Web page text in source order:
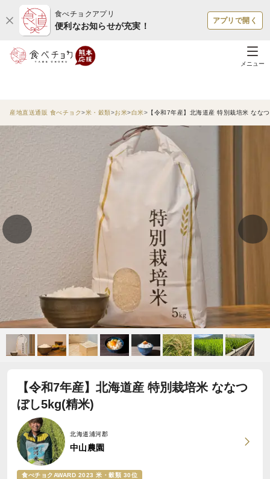
食べチョクアプリ
便利なお知らせが充実！
アプリで開く
メニュー
産地直送通販 食べチョク 米・穀類 お米 白米 【令和7年産】北海道産 特別栽培米 なな
【令和7年産】北海道産 特別栽培米 ななつ
ぼし5kg(精米)
北海道浦河郡
中山農園
食べチョクAWARD 2023 米・穀類 30位